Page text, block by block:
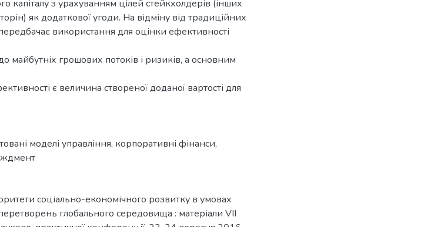
капіталу з урахуванням цілей стейкхолдерів (інших
як додаткової угоди. На відміну від традиційних
використання для оцінки ефективності
майбутніх грошових потоків і ризиків, а основним
є величина створеної доданої вартості для
моделі управління, корпоративні фінанси,
соціально-економічного розвитку в умовах
глобального середовища : матеріали VІІ